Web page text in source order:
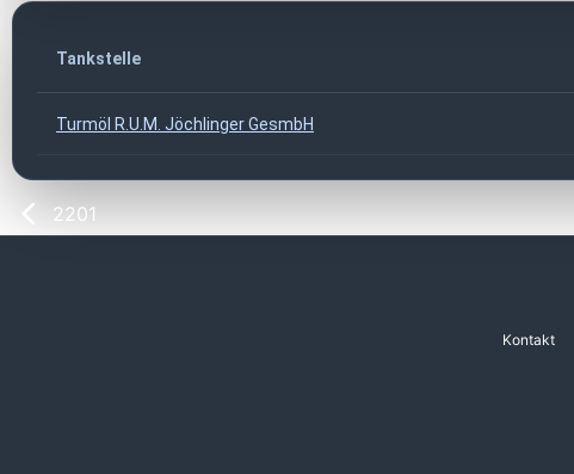
Tankstelle
Turmöl R.U.M. Jöchlinger GesmbH
2201
Kontakt